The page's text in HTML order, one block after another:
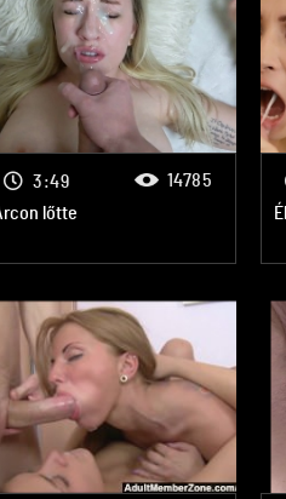
lőtte
3:49
14785